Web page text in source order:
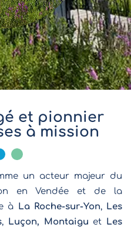
et pionnier
à mission
un acteur majeur du
en Vendée et de la
à La Roche-sur-Yon, Les
, Luçon, Montaigu et Les